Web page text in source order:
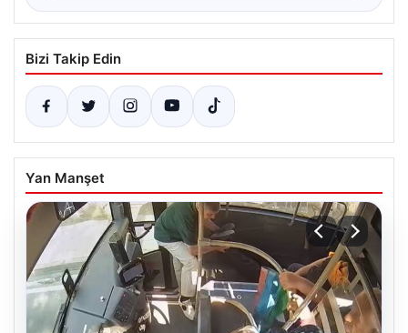
Bizi Takip Edin
Yan Manşet